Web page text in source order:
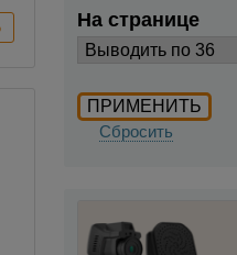
На странице
Сбросить